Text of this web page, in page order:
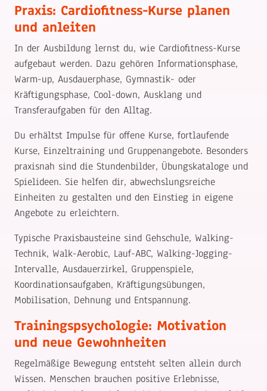
Praxis: Cardiofitness-Kurse planen
und anleiten
In der Ausbildung lernst du, wie Cardiofitness-Kurse
aufgebaut werden. Dazu gehören Informationsphase,
Warm-up, Ausdauerphase, Gymnastik- oder
Kräftigungsphase, Cool-down, Ausklang und
Transferaufgaben für den Alltag.
Du erhältst Impulse für offene Kurse, fortlaufende
Kurse, Einzeltraining und Gruppenangebote. Besonders
praxisnah sind die Stundenbilder, Übungskataloge und
Spielideen. Sie helfen dir, abwechslungsreiche
Einheiten zu gestalten und den Einstieg in eigene
Angebote zu erleichtern.
Typische Praxisbausteine sind Gehschule, Walking-
Technik, Walk-Aerobic, Lauf-ABC, Walking-Jogging-
Intervalle, Ausdauerzirkel, Gruppenspiele,
Koordinationsaufgaben, Kräftigungsübungen,
Mobilisation, Dehnung und Entspannung.
Trainingspsychologie: Motivation
und neue Gewohnheiten
Regelmäßige Bewegung entsteht selten allein durch
Wissen. Menschen brauchen positive Erlebnisse,